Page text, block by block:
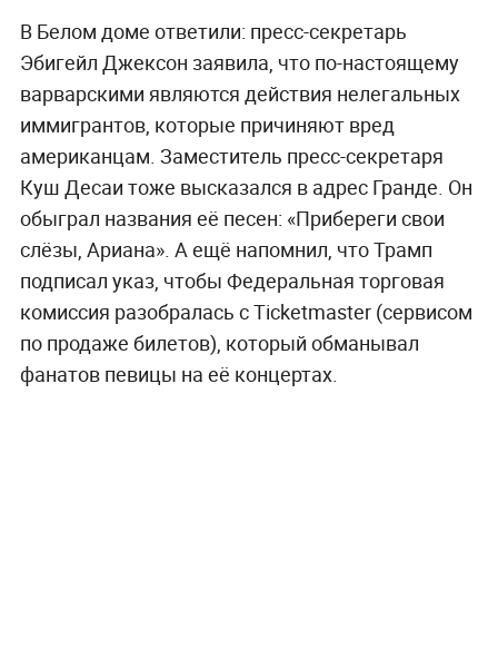
В Белом доме ответили: пресс-секретарь
Эбигейл Джексон заявила, что по-настоящему
варварскими являются действия нелегальных
иммигрантов, которые причиняют вред
американцам. Заместитель пресс-секретаря
Куш Десаи тоже высказался в адрес Гранде. Он
обыграл названия её песен: «Прибереги свои
слёзы, Ариана». А ещё напомнил, что Трамп
подписал указ, чтобы Федеральная торговая
комиссия разобралась с Ticketmaster (сервисом
по продаже билетов), который обманывал
фанатов певицы на её концертах.